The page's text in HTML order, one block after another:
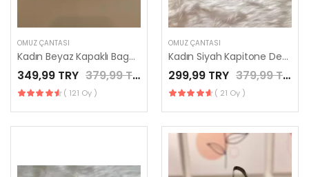
OMUZ ÇANTASI
Kadın Beyaz Kapaklı Baget Çanta / LES MINORIA
349,99 TRY 379,99 TRY
( 121 Oy )
OMUZ ÇANTASI
Kadın Siyah Kapitone Desenli El Çantası / LES MINORIA
299,99 TRY 379,99 TRY
( 21 Oy )